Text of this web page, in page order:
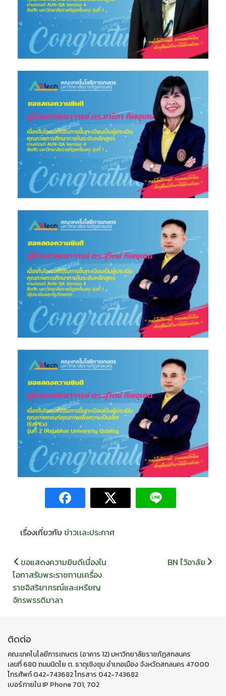
เรื่องเกี่ยวกับ ข่าวเเละประกาศ
แนะแนว
เรื่อง
ขอแสดงความยินดีเนื่องใน
โอกาสรับพระราชทานเครื่อง
ราชอิสริยาภรณ์และเหรียญ
จักรพรรดิมาลา
BN ไว้อาลัย
ติดต่อ
คณะเทคโนโลยีการเกษตร (อาคาร 12) มหาวิทยาลัยราชภัฏสกลนคร
เลขที่ 680 ถนนนิตโย ต. ธาตุเชิงชุม อำเภอเมือง จังหวัดสกลนคร 47000
โทรศัพท์ 042-743682 โทรสาร 042-743682
เบอร์ภายใน IP Phone 701, 702